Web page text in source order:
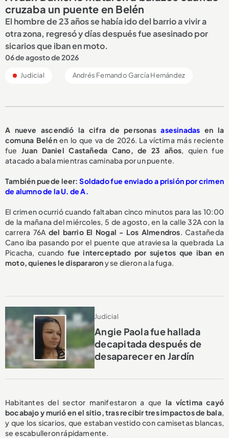
cruzaba un puente en Belén
El hombre de 23 años se había ido del barrio a vivir a
otra zona, regresó y días después fue asesinado por
sicarios que iban en moto.
06 de agosto de 2026
Judicial Andrés Fernando García Hernández
A nueve ascendió la cifra de personasasesinadas en la
comuna Belénen lo que va de 2026. La víctima más reciente
fueJuan Daniel Castañeda Cano, de 23 años, quien fue
atacado a bala mientras caminaba por un puente.
También puede leer:Soldado fue enviado a prisión por crimen
de alumno de la U. de A.
El crimen ocurrió cuando faltaban cinco minutos para las 10:00
de la mañana del miércoles, 5 de agosto, en la calle 32A con la
carrera 76A del barrio El Nogal - Los Almendros. Castañeda
Cano iba pasando por el puente que atraviesa la quebrada La
Picacha, cuandofue interceptado por sujetos que iban en
moto, quienes le dispararony se dieron a la fuga.
Judicial
Angie Paola fue hallada
decapitada después de
desaparecer en Jardín
Habitantes del sector manifestaron a que la víctima cayó
bocabajo y murió en el sitio, tras recibir tres impactos de bala,
y que los sicarios, que estaban vestido con camisetas blancas,
se escabulleron rápidamente.